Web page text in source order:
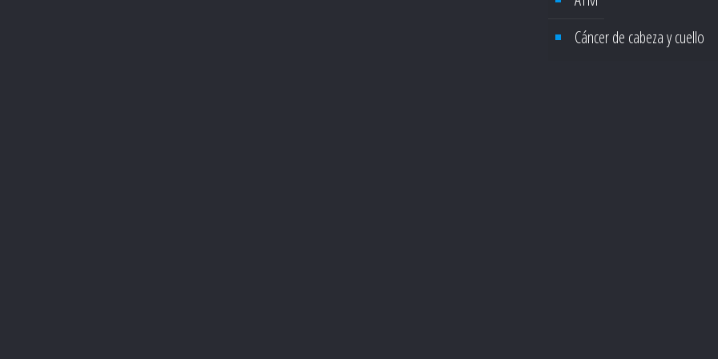
Cáncer de cabeza y cuello